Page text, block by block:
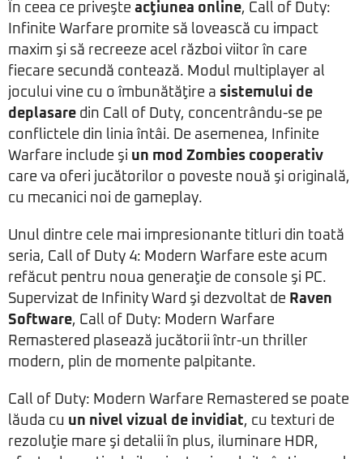
În ceea ce priveşte acţiunea online, Call of Duty:
Infinite Warfare promite să lovească cu impact
maxim şi să recreeze acel război viitor în care
fiecare secundă contează. Modul multiplayer al
jocului vine cu o îmbunătăţire a sistemului de
deplasare din Call of Duty, concentrându-se pe
conflictele din linia întâi. De asemenea, Infinite
Warfare include şi un mod Zombies cooperativ
care va oferi jucătorilor o poveste nouă şi originală,
cu mecanici noi de gameplay.
Unul dintre cele mai impresionante titluri din toată
seria, Call of Duty 4: Modern Warfare este acum
refăcut pentru noua generaţie de console şi PC.
Supervizat de Infinity Ward şi dezvoltat de Raven
Software, Call of Duty: Modern Warfare
Remastered plasează jucătorii într-un thriller
modern, plin de momente palpitante.
Call of Duty: Modern Warfare Remastered se poate
lăuda cu un nivel vizual de invidiat, cu texturi de
rezoluţie mare şi detalii în plus, iluminare HDR,